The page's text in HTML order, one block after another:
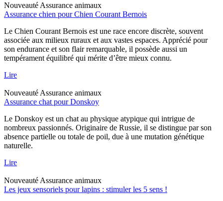
Nouveauté Assurance animaux
Assurance chien pour Chien Courant Bernois
Le Chien Courant Bernois est une race encore discrète, souvent
associée aux milieux ruraux et aux vastes espaces. Apprécié pour
son endurance et son flair remarquable, il possède aussi un
tempérament équilibré qui mérite d’être mieux connu.
Lire
Nouveauté Assurance animaux
Assurance chat pour Donskoy
Le Donskoy est un chat au physique atypique qui intrigue de
nombreux passionnés. Originaire de Russie, il se distingue par son
absence partielle ou totale de poil, due à une mutation génétique
naturelle.
Lire
Nouveauté Assurance animaux
Les jeux sensoriels pour lapins : stimuler les 5 sens !